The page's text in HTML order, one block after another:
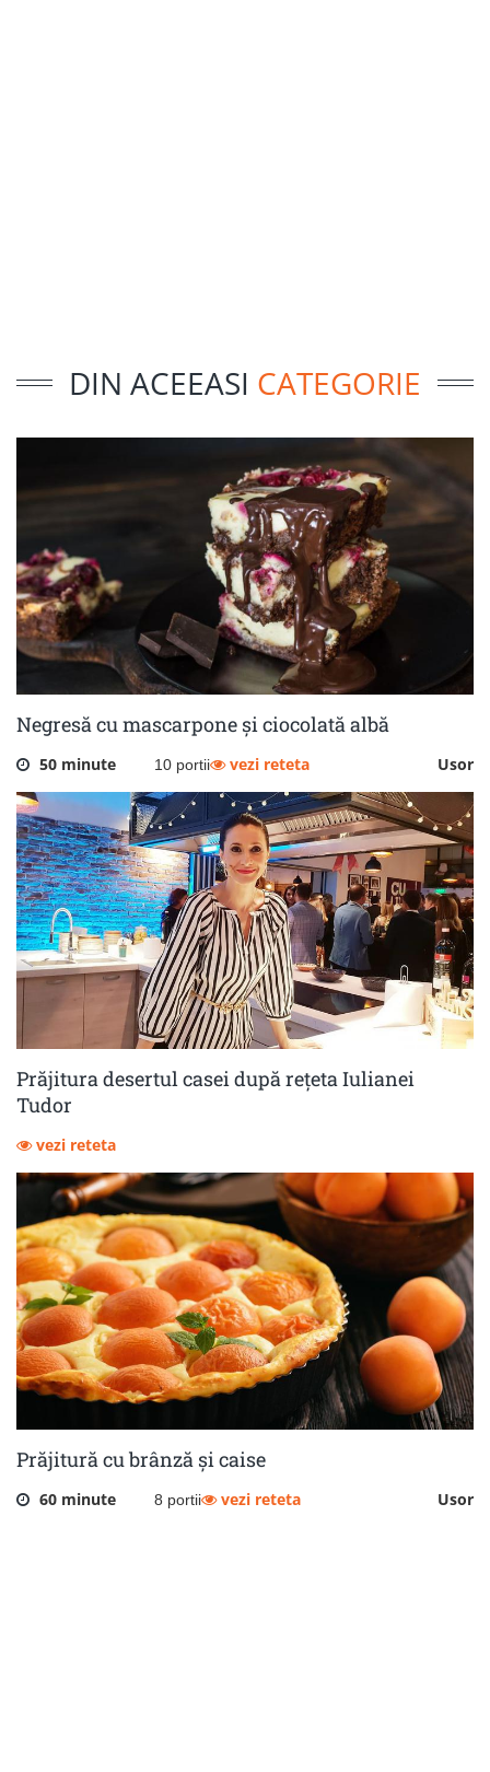
DIN ACEEASI CATEGORIE
Negresă cu mascarpone și ciocolată albă
50 minute 10 portii Usor
vezi reteta
Prăjitura desertul casei după rețeta Iulianei
Tudor
vezi reteta
Prăjitură cu brânză și caise
60 minute 8 portii Usor
vezi reteta